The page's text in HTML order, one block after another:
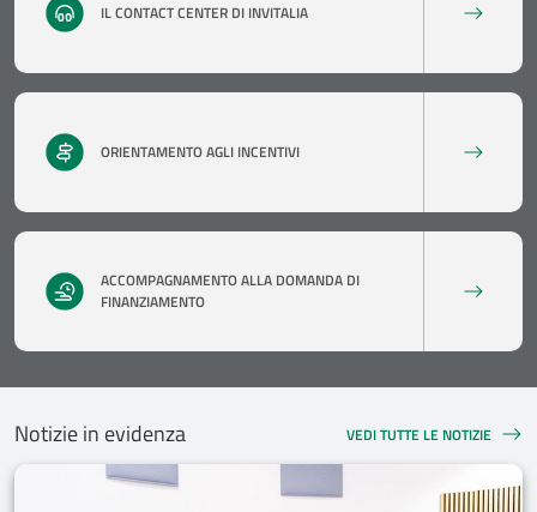
IL CONTACT CENTER DI INVITALIA
ORIENTAMENTO AGLI INCENTIVI
ACCOMPAGNAMENTO ALLA DOMANDA DI
FINANZIAMENTO
Notizie in evidenza VEDI TUTTE LE NOTIZIE
NOTIZIE IN EVIDENZA